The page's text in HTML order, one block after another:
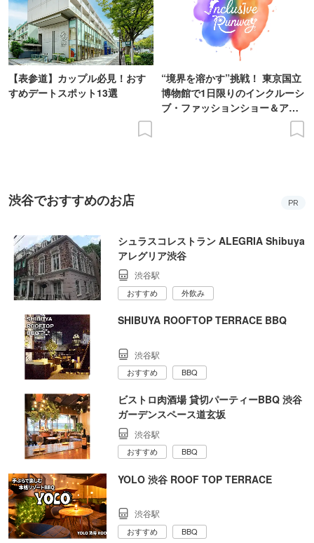
【表参道】カップル必見！おす
すめデートスポット13選
“境界を溶かす”挑戦！ 東京国立
博物館で1日限りのインクルーシ
ブ・ファッションショー＆アー
渋谷でおすすめのお店 PR
シュラスコレストラン ALEGRIA Shibuya
アレグリア渋谷
渋谷駅
おすすめ 外飲み
SHIBUYA ROOFTOP TERRACE BBQ
渋谷駅
おすすめ BBQ
ビストロ肉酒場 貸切パーティーBBQ 渋谷
ガーデンスペース道玄坂
渋谷駅
おすすめ BBQ
YOLO 渋谷 ROOF TOP TERRACE
渋谷駅
おすすめ BBQ